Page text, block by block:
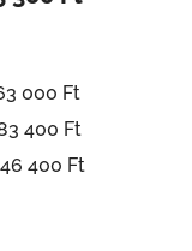
Ft
Ft
400 Ft